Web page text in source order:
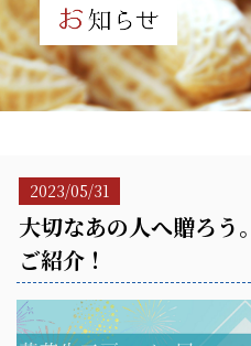
2023/05/31
大切なあの人へ贈ろう
ご紹介！